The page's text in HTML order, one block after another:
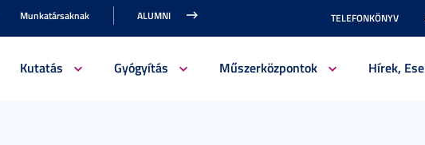
Munkatársaknak ALUMNI TELEFONKÖNYV
Kutatás Gyógyítás Műszerközpontok Hírek,